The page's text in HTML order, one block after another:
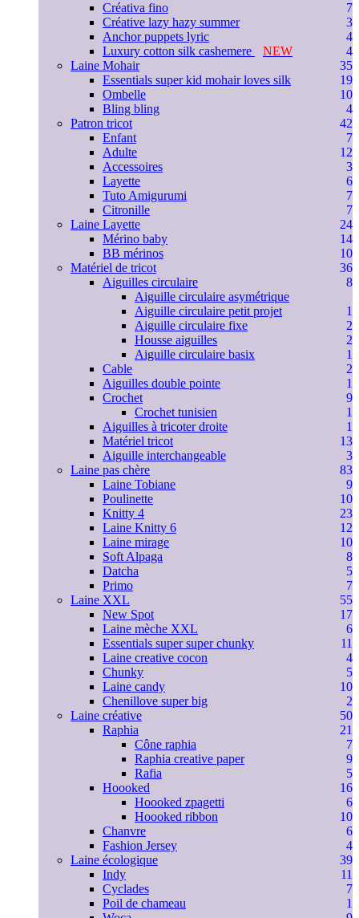
Créativa fino
7
Créative lazy hazy summer
3
Anchor puppets lyric
4
Luxury cotton silk cashemere
NEW
4
Laine Mohair
35
Essentials super kid mohair loves silk
19
Ombelle
10
Bling bling
4
Patron tricot
42
Enfant
7
Adulte
12
Accessoires
3
Layette
6
Tuto Amigurumi
7
Citronille
7
Laine Layette
24
Mérino baby
14
BB mérinos
10
Matériel de tricot
36
Aiguilles circulaire
8
Aiguille circulaire asymétrique
Aiguille circulaire petit projet
1
Aiguille circulaire fixe
2
Housse aiguilles
2
Aiguille circulaire basix
1
Cable
2
Aiguilles double pointe
1
Crochet
9
Crochet tunisien
1
Aiguilles à tricoter droite
1
Matériel tricot
13
Aiguille interchangeable
3
Laine pas chère
83
Laine Tobiane
9
Poulinette
10
Knitty 4
23
Laine Knitty 6
12
Laine mirage
10
Soft Alpaga
8
Datcha
5
Primo
7
Laine XXL
55
New Spot
17
Laine mèche XXL
6
Essentials super super chunky
11
Laine creative cocon
4
Chunky
5
Laine candy
10
Chenillove super big
2
Laine créative
50
Raphia
21
Cône raphia
7
Raphia creative paper
9
Rafia
5
Hoooked
16
Hoooked zpagetti
6
Hoooked ribbon
10
Chanvre
6
Fashion Jersey
4
Laine écologique
39
Indy
11
Cyclades
7
Poil de chameau
1